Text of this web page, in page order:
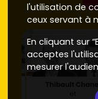
l'utilisation de
ceux servant à
En cliquant sur
acceptes
mesurer